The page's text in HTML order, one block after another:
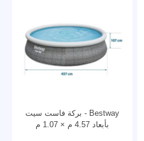
Bestway - بركة فاست سيت
بأبعاد 4.57 م × 1.07 م